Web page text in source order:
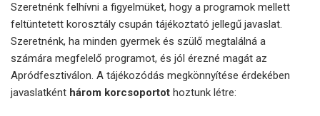
Szeretnénk felhívni a figyelmüket, hogy a programok mellett
feltüntetett korosztály csupán tájékoztató jellegű javaslat.
Szeretnénk, ha minden gyermek és szülő megtalálná a
számára megfelelő programot, és jól érezné magát az
Apródfesztiválon. A tájékozódás megkönnyítése érdekében
javaslatként három korcsoportot hoztunk létre: